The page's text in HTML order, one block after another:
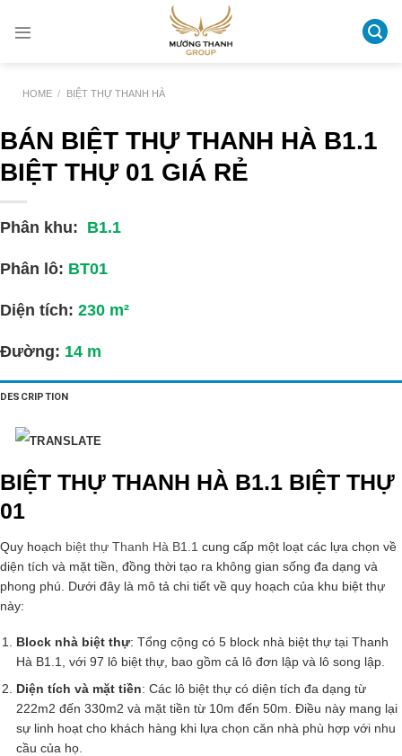
HOME / BIỆT THỰ THANH HÀ
BÁN BIỆT THỰ THANH HÀ B1.1
BIỆT THỰ 01 GIÁ RẺ
Phân khu: B1.1
Phân lô: BT01
Diện tích: 230 m²
Đường: 14 m
DESCRIPTION
BIỆT THỰ THANH HÀ B1.1 BIỆT THỰ
01
Quy hoạch biệt thự Thanh Hà B1.1 cung cấp một loạt các lựa chọn về
diện tích và mặt tiền, đồng thời tạo ra không gian sống đa dạng và
phong phú. Dưới đây là mô tả chi tiết về quy hoạch của khu biệt thự
này:
Block nhà biệt thự: Tổng cộng có 5 block nhà biệt thự tại Thanh
Hà B1.1, với 97 lô biệt thự, bao gồm cả lô đơn lập và lô song lập.
Diện tích và mặt tiền: Các lô biệt thự có diện tích đa dạng từ
222m2 đến 330m2 và mặt tiền từ 10m đến 50m. Điều này mang lại
sự linh hoạt cho khách hàng khi lựa chọn căn nhà phù hợp với nhu
cầu của họ.